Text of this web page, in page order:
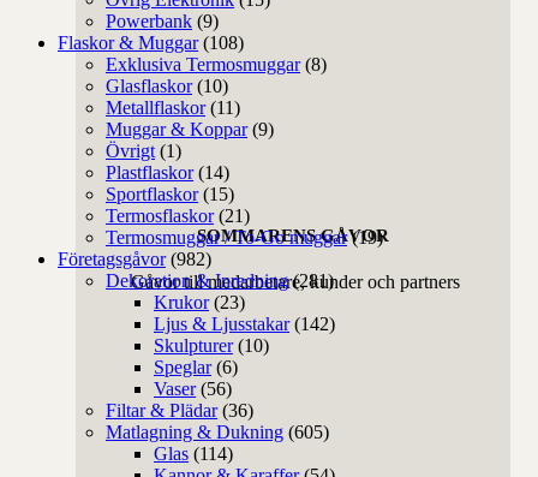
SOMMARENS GÅVOR
Gåvor till medarbetare, kunder och partners
Powerbank (9)
Flaskor & Muggar (108)
Exklusiva Termosmuggar (8)
Glasflaskor (10)
Metallflaskor (11)
Muggar & Koppar (9)
Övrigt (1)
Plastflaskor (14)
Sportflaskor (15)
Termosflaskor (21)
Termosmuggar / To-Go muggar (19)
Företagsgåvor (982)
Dekoration & Inredning (281)
Krukor (23)
Ljus & Ljusstakar (142)
Skulpturer (10)
Speglar (6)
Vaser (56)
Filtar & Plädar (36)
Matlagning & Dukning (605)
Glas (114)